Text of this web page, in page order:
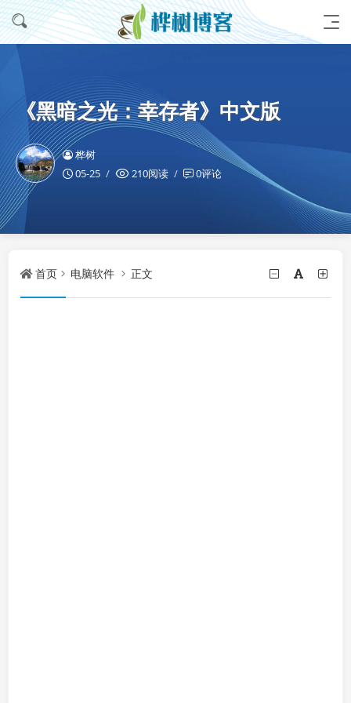
《黑暗之光：幸存者》中文版
桦树
05-25
210阅读 0评论
首页 电脑软件 正文